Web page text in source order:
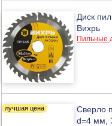
Диск
Вихрь
Пильные
Сверло
d=4 мм,